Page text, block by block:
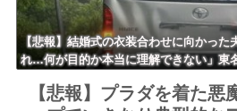
【悲報】結婚式の衣装合わせに向かった
れ…何が目的か本当に理解できない」東
【悲報】プラダを着た悪